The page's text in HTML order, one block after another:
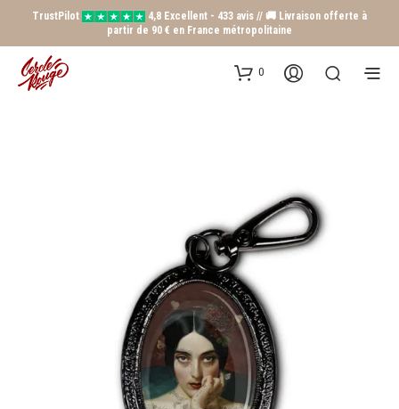
TrustPilot
4,8 Excellent - 433 avis // 🚚 Livraison offerte à
partir de 90 € en France métropolitaine
0